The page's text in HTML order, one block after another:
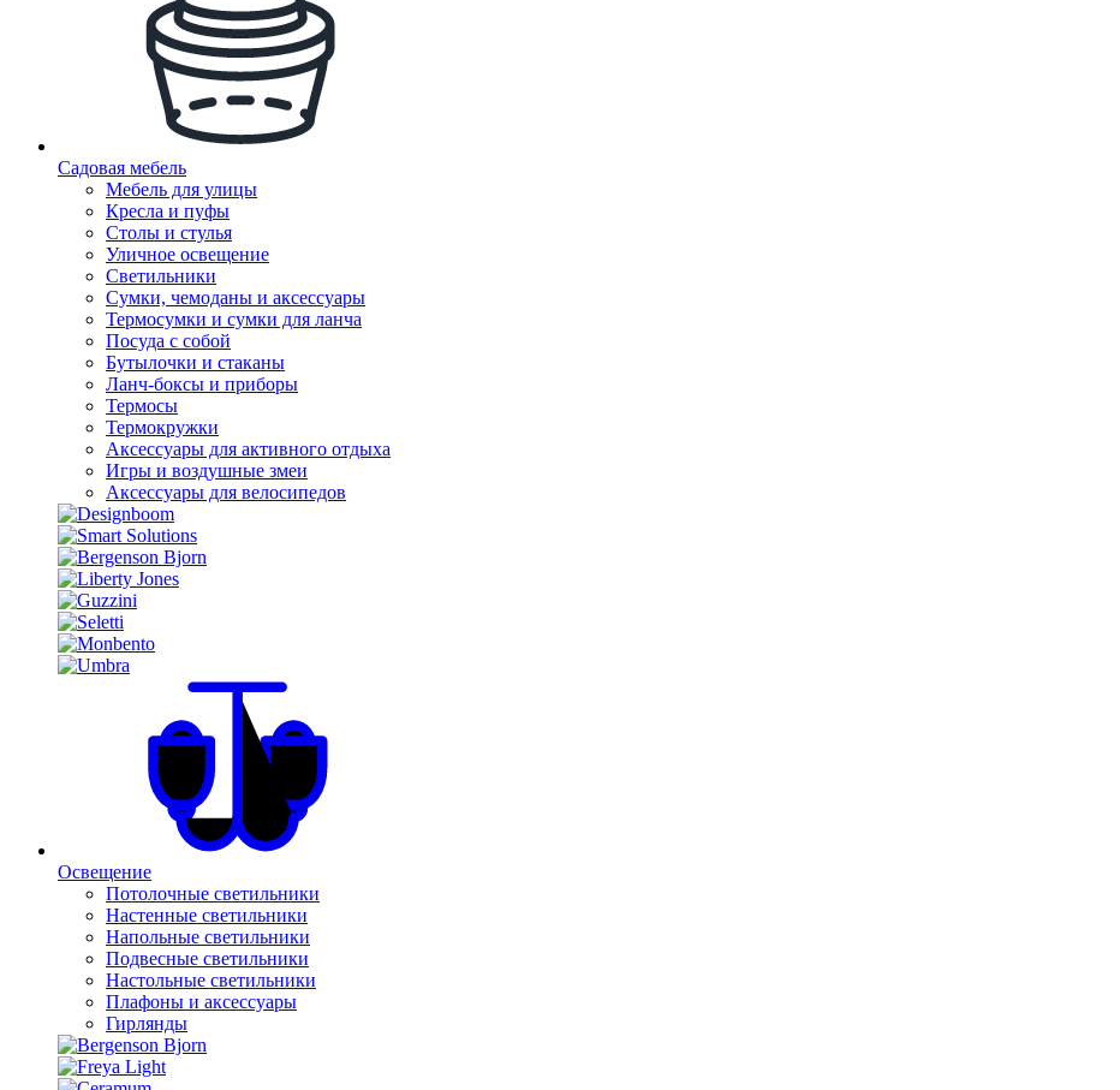
Садовая мебель
Мебель для улицы
Кресла и пуфы
Столы и стулья
Уличное освещение
Светильники
Сумки, чемоданы и аксессуары
Термосумки и сумки для ланча
Посуда с собой
Бутылочки и стаканы
Ланч-боксы и приборы
Термосы
Термокружки
Аксессуары для активного отдыха
Игры и воздушные змеи
Аксессуары для велосипедов
Освещение
Потолочные светильники
Настенные светильники
Напольные светильники
Подвесные светильники
Настольные светильники
Плафоны и аксессуары
Гирлянды